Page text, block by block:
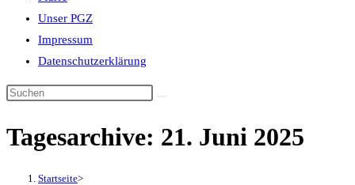
Unser PGZ
Impressum
Datenschutzerklärung
Tagesarchive: 21. Juni 2025
Startseite>